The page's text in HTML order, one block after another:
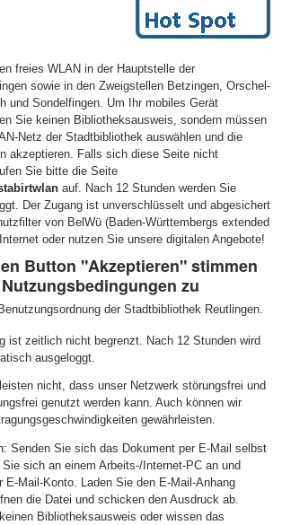
freies WLAN in der Hauptstelle der
sowie in den Zweigstellen Betzingen, Orschel-
und Sondelfingen. Um Ihr mobiles Gerät
Sie keinen Bibliotheksausweis, sondern müssen
Netz der Stadtbibliothek auswählen und die
akzeptieren. Falls sich diese Seite nicht
Sie bitte die Seite
auf. Nach 12 Stunden werden Sie
Der Zugang ist unverschlüsselt und abgesichert
von BelWü (Baden-Württembergs extended
oder nutzen Sie unsere digitalen Angebote!
Button "Akzeptieren" stimmen
zu
der Stadtbibliothek Reutlingen.
ist zeitlich nicht begrenzt. Nach 12 Stunden wird
ausgeloggt.
nicht, dass unser Netzwerk störungsfrei und
genutzt werden kann. Auch können wir
gewährleisten.
Senden Sie sich das Dokument per E-Mail selbst
sich an einem Arbeits-/Internet-PC an und
E-Mail-Konto. Laden Sie den E-Mail-Anhang
die Datei und schicken den Ausdruck ab.
Bibliotheksausweis oder wissen das